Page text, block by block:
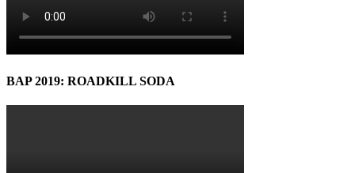
BAP 2019: ROADKILL SODA